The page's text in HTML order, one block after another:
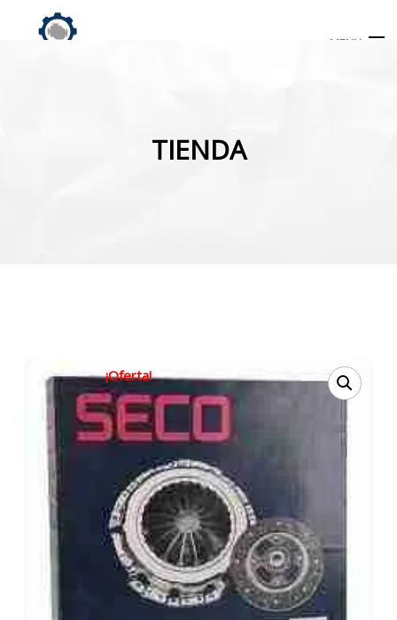
MENU
TIENDA
¡Oferta!